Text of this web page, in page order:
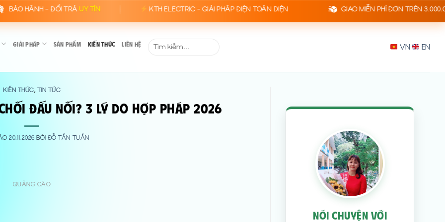
– ĐỔI TRẢ UY TÍN KTH ELECTRIC - GIẢI PHÁP ĐIỆN TOÀN DIỆN GIAO MIỄN PHÍ ĐƠN TRÊN 3.000.000Đ
GIẢI PHÁP SẢN PHẨM KIẾN THỨC LIÊN HỆ
Tìm
VN EN
KIẾN THỨC, TIN TỨC
Đấu Nối? 3 Lý Do Hợp Pháp 2026
20.11.2026 BỞI ĐỖ TẤN TUẤN
QUẢNG CÁO
NÓI CHUYỆN VỚI